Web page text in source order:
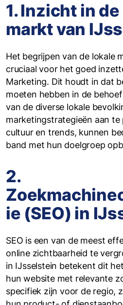
1. Inzicht in
markt van
Het begrijpen van de lokale
cruciaal voor het goed
Marketing. Dit houdt in dat
moeten hebben in de
van de diverse lokale
marketingstrategieën aan te
cultuur en trends, kunnen
band met hun doelgroep
2.
ie (SEO) in
SEO is een van de meest
online zichtbaarheid te
in IJsselstein betekent dit
hun website met relevante
specifiek zijn voor de regio,